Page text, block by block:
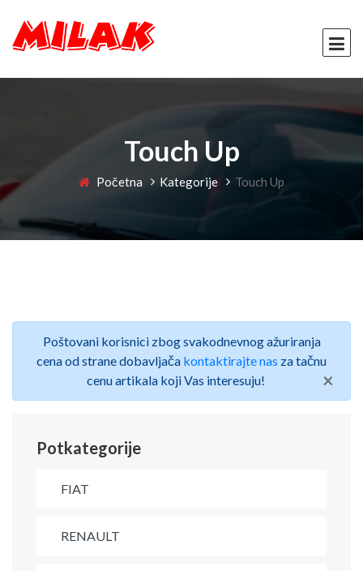
Touch Up
Početna Kategorije Touch Up
Poštovani korisnici zbog svakodnevnog ažuriranja
cena od strane dobavljača kontaktirajte nas za tačnu
cenu artikala koji Vas interesuju!
×
Potkategorije
FIAT
RENAULT